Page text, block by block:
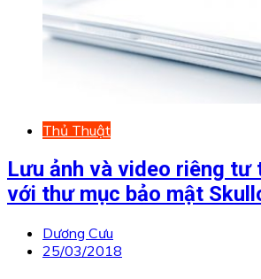
Thủ Thuật
Lưu ảnh và video riêng tư
với thư mục bảo mật
Dương Cưu
25/03/2018